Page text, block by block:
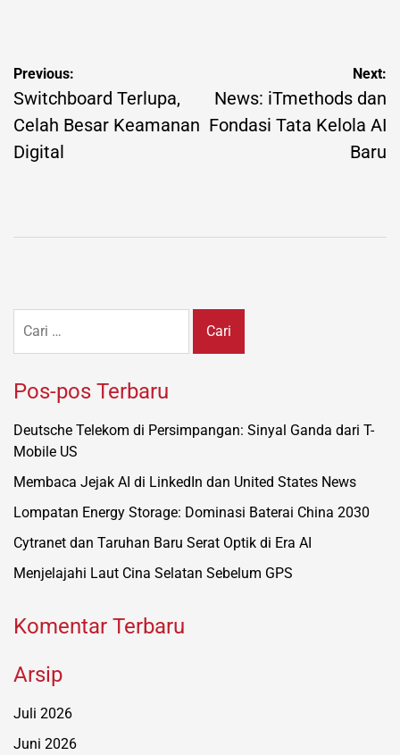
Navigasi
pos
Previous:
Switchboard Terlupa,
Celah Besar Keamanan
Digital
Next:
News: iTmethods dan
Fondasi Tata Kelola AI
Baru
untuk:
Pos-pos Terbaru
Deutsche Telekom di Persimpangan: Sinyal Ganda dari T-
Mobile US
Membaca Jejak AI di LinkedIn dan United States News
Lompatan Energy Storage: Dominasi Baterai China 2030
Cytranet dan Taruhan Baru Serat Optik di Era AI
Menjelajahi Laut Cina Selatan Sebelum GPS
Komentar Terbaru
Arsip
Juli 2026
Juni 2026